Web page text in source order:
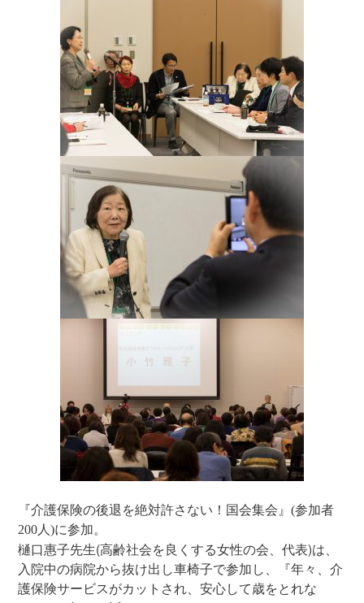
『介護保険の後退を絶対許さない！国会集会』(参加者
200人)に参加。
樋口惠子先生(高齢社会を良くする女性の会、代表)は、
入院中の病院から抜け出し車椅子で参加し、『年々、介
護保険サービスがカットされ、安心して歳をとれな